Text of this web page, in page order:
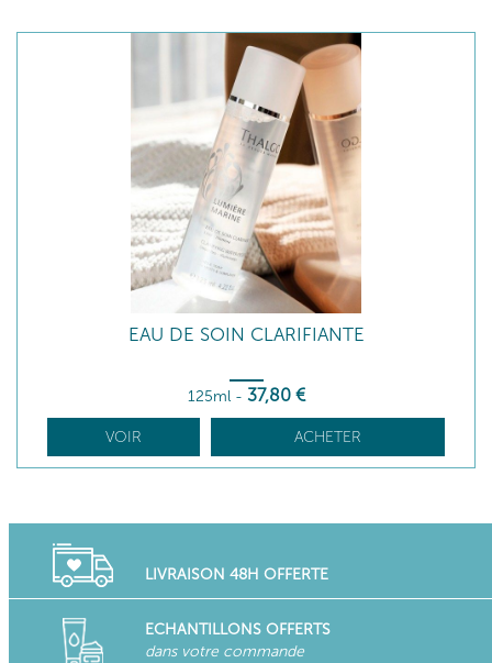
EAU DE SOIN CLARIFIANTE
125ml - 37,80 €
VOIR ACHETER
LIVRAISON 48H OFFERTE
ECHANTILLONS OFFERTS
dans votre commande